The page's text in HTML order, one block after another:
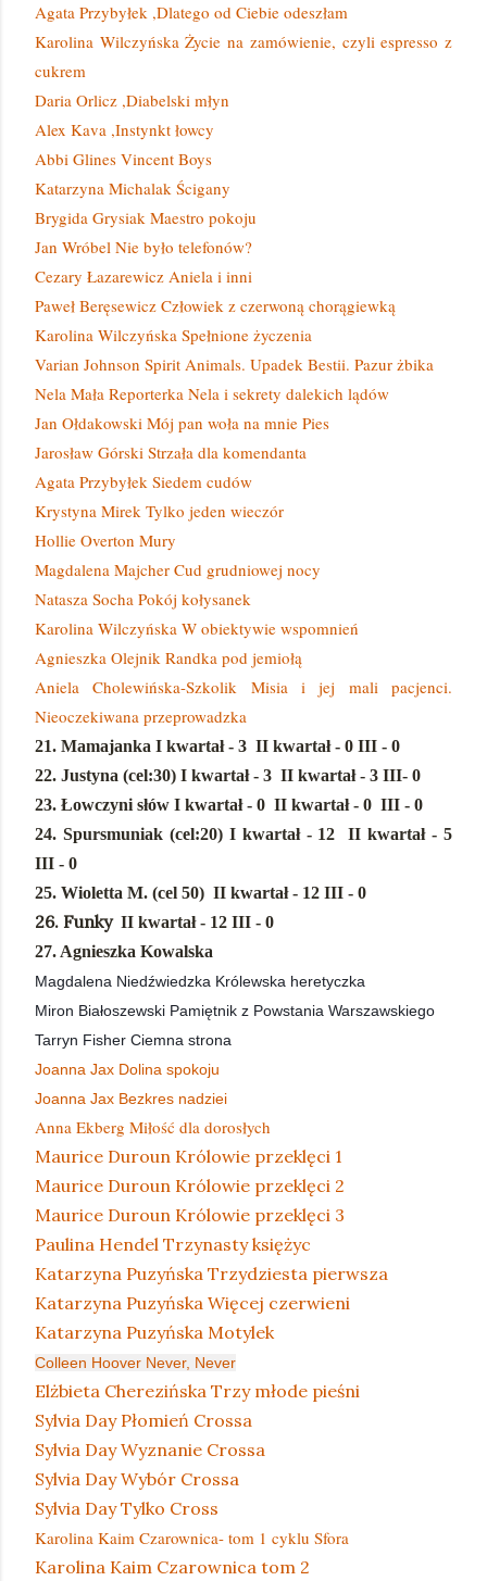
Agata Przybyłek ,Dlatego od Ciebie odeszłam
Karolina Wilczyńska Życie na zamówienie, czyli espresso z
cukrem
Daria Orlicz ,Diabelski młyn
Alex Kava ,Instynkt łowcy
Abbi Glines Vincent Boys
Katarzyna Michalak Ścigany
Brygida Grysiak Maestro pokoju
Jan Wróbel Nie było telefonów?
Cezary Łazarewicz Aniela i inni
Paweł Beręsewicz Człowiek z czerwoną chorągiewką
Karolina Wilczyńska Spełnione życzenia
Varian Johnson Spirit Animals. Upadek Bestii. Pazur żbika
Nela Mała Reporterka Nela i sekrety dalekich lądów
Jan Ołdakowski Mój pan woła na mnie Pies
Jarosław Górski Strzała dla komendanta
Agata Przybyłek Siedem cudów
Krystyna Mirek Tylko jeden wieczór
Hollie Overton Mury
Magdalena Majcher Cud grudniowej nocy
Natasza Socha Pokój kołysanek
Karolina Wilczyńska W obiektywie wspomnień
Agnieszka Olejnik Randka pod jemiołą
Aniela Cholewińska-Szkolik Misia i jej mali pacjenci.
Nieoczekiwana przeprowadzka
21. Mamajanka I kwartał - 3 II kwartał - 0 III - 0
22. Justyna (cel:30) I kwartał - 3 II kwartał - 3 III- 0
23. Łowczyni słów I kwartał - 0 II kwartał - 0 III - 0
24. Spursmuniak (cel:20) I kwartał - 12
II kwartał - 5
III - 0
25. Wioletta M. (cel 50) II kwartał - 12 III - 0
26. Funky II kwartał - 12 III - 0
27. Agnieszka Kowalska
Magdalena Niedźwiedzka Królewska heretyczka
Miron Białoszewski Pamiętnik z Powstania Warszawskiego
Tarryn Fisher Ciemna strona
Joanna Jax Dolina spokoju
Joanna Jax Bezkres nadziei
Anna Ekberg Miłość dla dorosłych
Maurice Duroun Królowie przeklęci 1
Maurice Duroun Królowie przeklęci 2
Maurice Duroun Królowie przeklęci 3
Paulina Hendel Trzynasty księżyc
Katarzyna Puzyńska Trzydziesta pierwsza
Katarzyna Puzyńska Więcej czerwieni
Katarzyna Puzyńska Motylek
Colleen Hoover Never, Never
Elżbieta Cherezińska Trzy młode pieśni
Sylvia Day Płomień Crossa
Sylvia Day Wyznanie Crossa
Sylvia Day Wybór Crossa
Sylvia Day Tylko Cross
Karolina Kaim Czarownica- tom 1 cyklu Sfora
Karolina Kaim Czarownica tom 2